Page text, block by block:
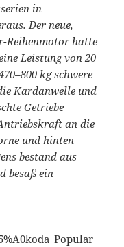
in
Der neue,
Reihenmotor hatte
Leistung von 20
kg schwere
Kardanwelle und
Getriebe
an die
und hinten
bestand aus
besaß ein